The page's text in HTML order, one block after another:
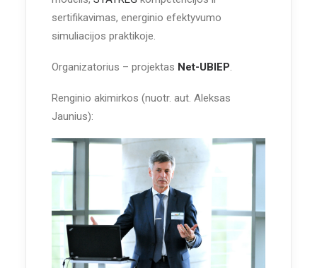
sertifikavimas, energinio efektyvumo
simuliacijos praktikoje.
Organizatorius – projektas Net-UBIEP.
Renginio akimirkos (nuotr. aut. Aleksas
Jaunius):